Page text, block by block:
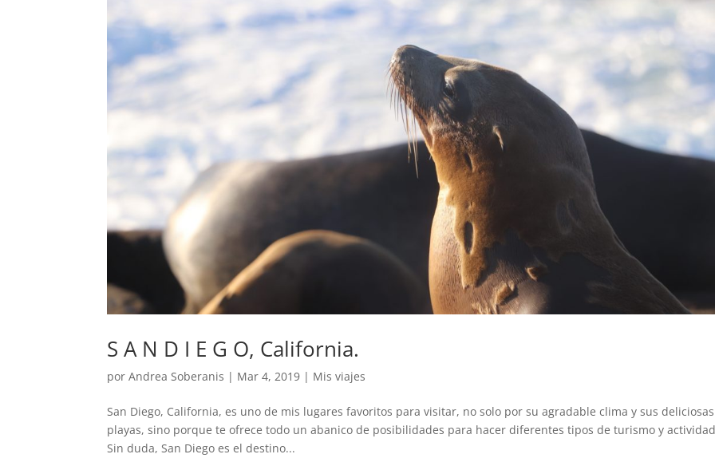
S A N D I E G O, California.
porAndrea Soberanis | Mar 4, 2019 | Mis viajes
San Diego, California, es uno de mis lugares favoritos para visitar, no solo por su agradable clima y sus deliciosas
playas, sino porque te ofrece todo un abanico de posibilidades para hacer diferentes tipos de turismo y
Sin duda, San Diego es el destino...